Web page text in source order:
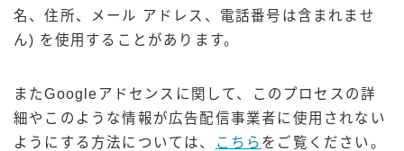
名、住所、メール アドレス、電話番号は含まれませ
ん) を使用することがあります。
またGoogleアドセンスに関して、このプロセスの詳
細やこのような情報が広告配信事業者に使用されない
ようにする方法については、
こちら をご覧ください。